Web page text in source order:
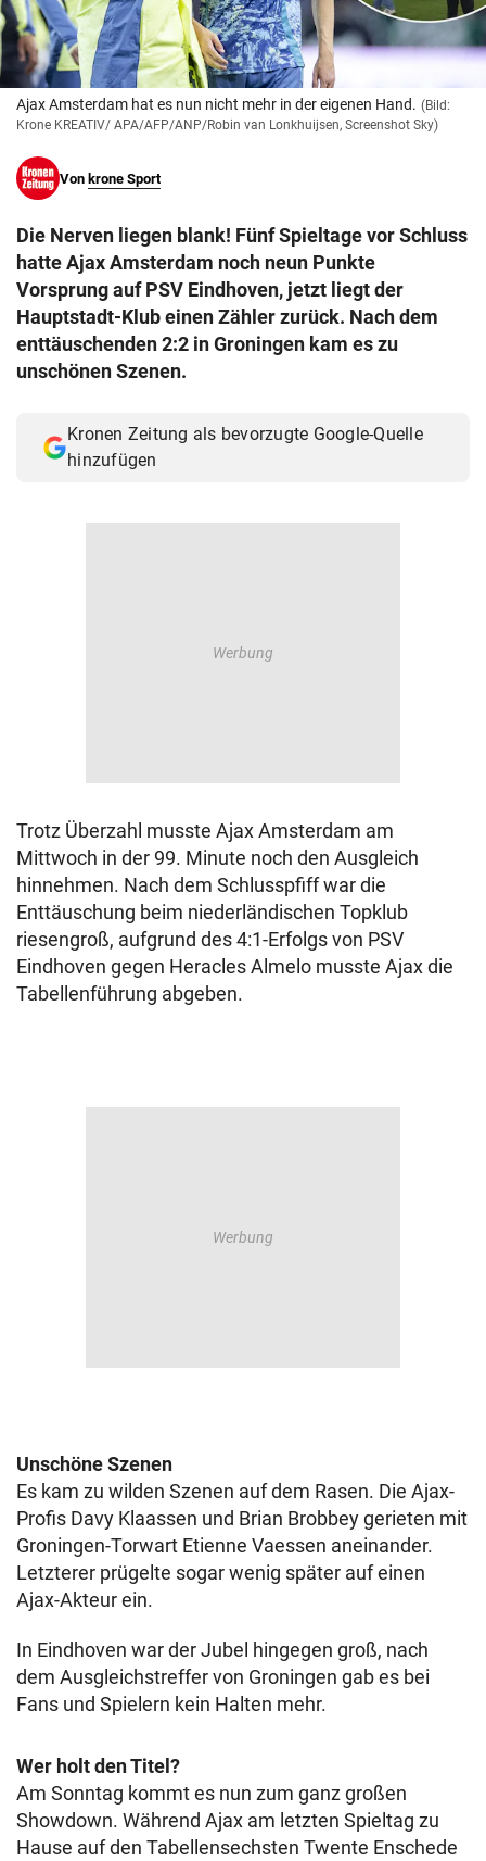
© Krone Multimedia GmbH & Co KG 2026
Muthgasse 2, 1190 Wien
Ajax Amsterdam hat es nun nicht mehr in der eigenen Hand. (Bild:
Krone KREATIV/ APA/AFP/ANP/Robin van Lonkhuijsen, Screenshot Sky)
Von krone Sport
Die Nerven liegen blank! Fünf Spieltage vor Schluss
hatte Ajax Amsterdam noch neun Punkte
Vorsprung auf PSV Eindhoven, jetzt liegt der
Hauptstadt-Klub einen Zähler zurück. Nach dem
enttäuschenden 2:2 in Groningen kam es zu
unschönen Szenen.
Kronen Zeitung als bevorzugte Google-Quelle
hinzufügen
Trotz Überzahl musste Ajax Amsterdam am
Mittwoch in der 99. Minute noch den Ausgleich
hinnehmen. Nach dem Schlusspfiff war die
Enttäuschung beim niederländischen Topklub
riesengroß, aufgrund des 4:1-Erfolgs von PSV
Eindhoven gegen Heracles Almelo musste Ajax die
Tabellenführung abgeben.
Unschöne Szenen
Es kam zu wilden Szenen auf dem Rasen. Die Ajax-
Profis Davy Klaassen und Brian Brobbey gerieten mit
Groningen-Torwart Etienne Vaessen aneinander.
Letzterer prügelte sogar wenig später auf einen
Ajax-Akteur ein.
In Eindhoven war der Jubel hingegen groß, nach
dem Ausgleichstreffer von Groningen gab es bei
Fans und Spielern kein Halten mehr.
Wer holt den Titel?
Am Sonntag kommt es nun zum ganz großen
Showdown. Während Ajax am letzten Spieltag zu
Hause auf den Tabellensechsten Twente Enschede